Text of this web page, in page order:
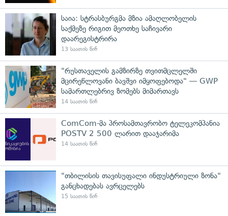
საია: სტრასბურგმა მზია ამაღლობელის
საქმეზე რიგით მეოთხე საჩივარი
დაარეგისტრირა
13 საათის წინ
"რუსთაველის გამზირზე თვითმცლელში
მცირეწლოვანი ბავშვი იმყოფებოდა" — GWP
სამართლებრივ ზომებს მიმართავს
14 საათის წინ
ComCom-მა პროსამთავრობო ტელეკომპანია
POSTV 2 500 ლარით დააჯარიმა
14 საათის წინ
"თბილისის თავისუფალი ინდუსტრიული ზონა"
განცხადებას ავრცელებს
15 საათის წინ